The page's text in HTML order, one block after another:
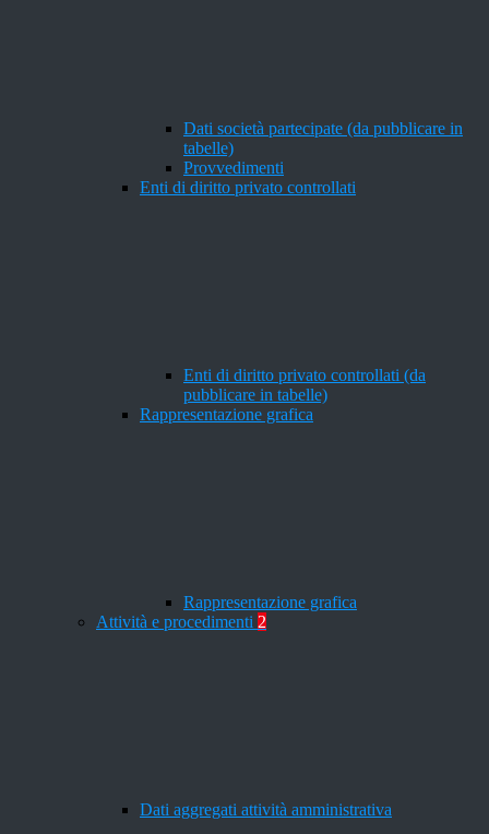
Dati società partecipate (da pubblicare in
tabelle)
Provvedimenti
Enti di diritto privato controllati
Enti di diritto privato controllati (da
pubblicare in tabelle)
Rappresentazione grafica
Rappresentazione grafica
Attività e procedimenti 2
Dati aggregati attività amministrativa